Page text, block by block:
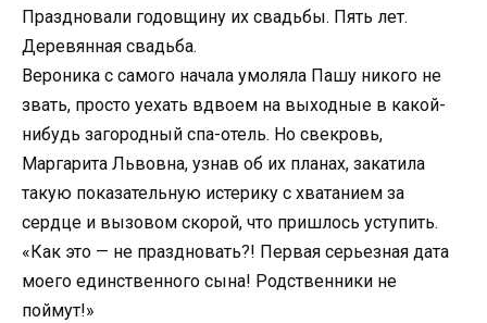
Праздновали годовщину их свадьбы. Пять лет.
Деревянная свадьба.
Вероника с самого начала умоляла Пашу никого не
звать, просто уехать вдвоем на выходные в какой-
нибудь загородный спа-отель. Но свекровь,
Маргарита Львовна, узнав об их планах, закатила
такую показательную истерику с хватанием за
сердце и вызовом скорой, что пришлось уступить.
«Как это — не праздновать?! Первая серьезная дата
моего единственного сына! Родственники не
поймут!»